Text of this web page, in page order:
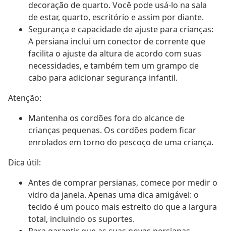
decoração de quarto. Você pode usá-lo na sala
de estar, quarto, escritório e assim por diante.
Segurança e capacidade de ajuste para crianças:
A persiana inclui um conector de corrente que
facilita o ajuste da altura de acordo com suas
necessidades, e também tem um grampo de
cabo para adicionar segurança infantil.
Atenção:
Mantenha os cordões fora do alcance de
crianças pequenas. Os cordões podem ficar
enrolados em torno do pescoço de uma criança.
Dica útil:
Antes de comprar persianas, comece por medir o
vidro da janela. Apenas uma dica amigável: o
tecido é um pouco mais estreito do que a largura
total, incluindo os suportes.